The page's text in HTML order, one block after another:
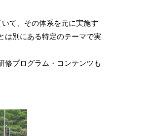
て、その体系を元に実施す
は別にある特定のテーマで実
修プログラム・コンテンツも